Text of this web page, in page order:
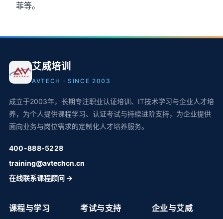
菲等。
艾威培训
AVTECH · SINCE 2003
成立于2003年，长期专注职业认证培训、IT技术学习与企业人才培
养，为个人提供课程学习、认证考试与持续进阶支持，为企业提供
面向业务与岗位需求的定制化人才培养服务。
400-888-5228
training@avtechcn.cn
在线联系课程顾问 →
课程与学习 考试与支持 企业与艾威